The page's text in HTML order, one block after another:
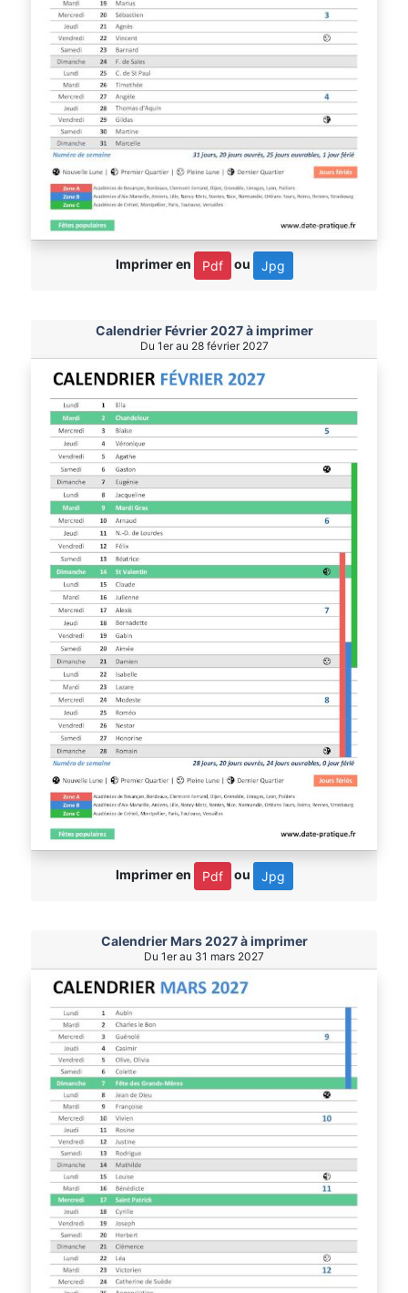
Imprimer en Pdf ou Jpg
Calendrier Février 2027 à imprimer
Du 1er au 28 février 2027
Imprimer en Pdf ou Jpg
Calendrier Mars 2027 à imprimer
Du 1er au 31 mars 2027